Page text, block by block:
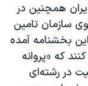
همچنین در
سازمان تامین
بخشنامه آمده
که «پروانه
در رشته‌ای